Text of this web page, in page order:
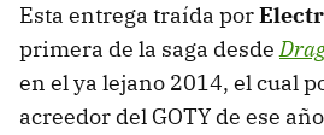
Esta entrega traída por
primera de la saga desde
en el ya lejano 2014, el cual
acreedor del GOTY de ese